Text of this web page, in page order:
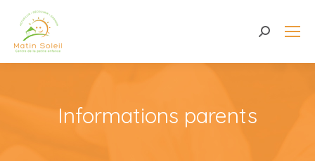
Recherche
Informations parents